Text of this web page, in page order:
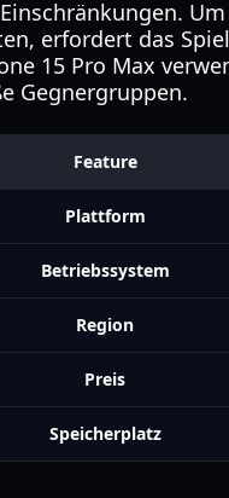
erfordert das
15 Pro Max
Gegnergruppen.
Feature
Plattform
Betriebssystem
Region
Preis
Speicherplatz